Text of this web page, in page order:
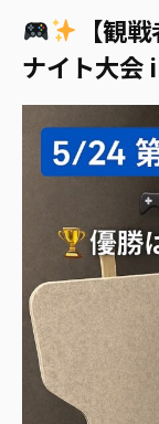
【観
ナイト大会